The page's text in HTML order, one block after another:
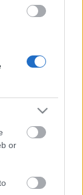
or
lihegés
a
321 o.)